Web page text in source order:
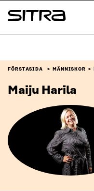
Skip to
content
Sitra
FÖRSTASIDA MÄNNISKOR
Maiju Harila